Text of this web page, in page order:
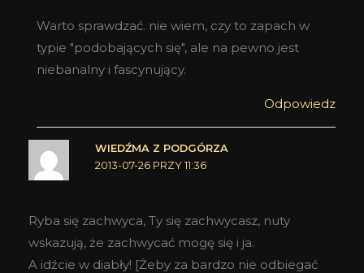
Warto sprawdzać. nie wiem, czy to zapach w
typie "podobających się", ale na pewno jest
niebanalny i fascynujący.
Odpowiedz
WIEDŹMA Z PODGÓRZA
2013-07-26 PRZY 11:36
Ryba się zachwyca, Ty się zachwycasz, nuty
wskazują, że zachwycać mogę się i ja.
A idźcie w diabły! [Żeby za bardzo nie odbiegać